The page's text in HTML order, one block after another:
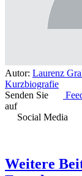
Autor: Laurenz
Kurzbiografie
Senden Sie
auf
Social Media
Weitere